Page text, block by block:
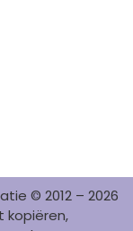
© 2012 – 2026
kopiëren,